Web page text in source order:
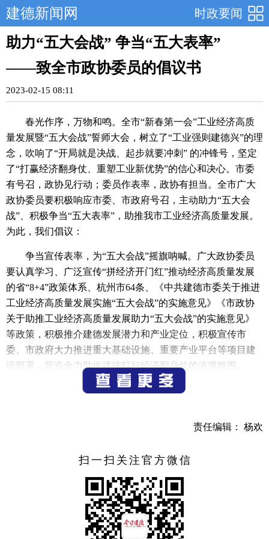
时政要闻
建德新闻网
助力“五大会战” 争当“五大表率”
——致全市政协委员的倡议书
2023-02-15 08:11
春光作序，万物和鸣。全市“新春第一会”工业经济高质
量发展暨“五大会战”誓师大会，树立了“工业强则建德兴”的理
念，吹响了“开局就是决战、起步就要冲刺” 的冲锋号，坚定
了“打赢经济翻身仗、重塑工业新优势”的信心和决心。市委
有号召，政协见行动；委员作表率，政协有担当。全市广大
政协委员要积极响应市委、市政府号召，主动助力“五大会
战”、积极争当“五大表率”，助推我市工业经济高质量发展。
为此，我们倡议：
争当宣传表率，为“五大会战”摇旗呐喊。广大政协委员
要认真学习、广泛宣传“拼经济开门红”推动经济高质量发展
的省“8+4”政策体系、杭州市64条、《中共建德市委关于推进
工业经济高质量发展实施“五大会战”的实施意见》《市政协
关于助推工业经济高质量发展助力“五大会战”的实施意见》
等政策，积极推介建德发展潜力和产业定位，积极宣传市
委、市政府大力推进重大基础设施、重要产业平台等项目建
设部署，营造全力助推建德打好经济翻身仗的浓厚氛围。
争当调研表率，为“五大会战”问诊把脉。广大政协委员
为政协履职的重要内容，多形式多角度开展调研活动。围绕
升等内容深入开展调研，在议政性主席会议、专题会议上积
极建言献策。围绕生物医药、新能源材料、绿色能源等产业
延链强链补链和碳酸钙、五金工具、低压电器等传统产业改
造提升，深入开展调研，通过提案、建议、社情民意信息等
形式，积极出谋划策。
责任编辑： 杨欢
扫一扫关注官方微信